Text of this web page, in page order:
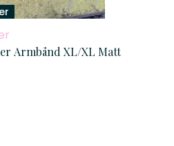
Armbånd XL/XL Matt